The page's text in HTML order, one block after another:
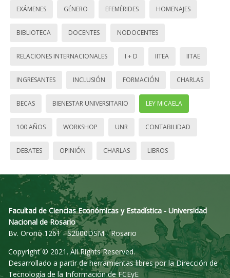
EXÁMENES GÉNERO EFEMÉRIDES HOMENAJES
BIBLIOTECA DOCENTES NODOCENTES
RELACIONES INTERNACIONALES I + D IITEA IITAE
INGRESANTES INCLUSIÓN FORMACIÓN CHARLAS
BECAS BIENESTAR UNIVERSITARIO LEY MICAELA
100 AÑOS WORKSHOP UNR CONTABILIDAD
DEBATES OPINIÓN CHARLAS LIBROS
Facultad de Ciencias Económicas y Estadística - Universidad
Nacional de Rosario
Bv. Oroño 1261 - S2000DSM - Rosario
Copyright © 2021. All Rights Reserved.
Desarrollado a partir de herramientas libres por la Dirección de
Tecnología de la Información de FCEyE